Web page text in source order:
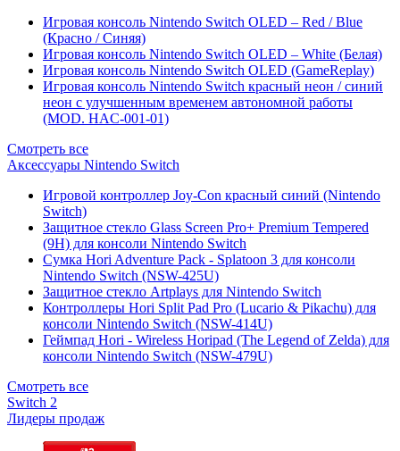
Игровая консоль Nintendo Switch OLED – Red / Blue
(Красно / Синяя)
Игровая консоль Nintendo Switch OLED – White (Белая)
Игровая консоль Nintendo Switch OLED (GameReplay)
Игровая консоль Nintendo Switch красный неон / синий
неон с улучшенным временем автономной работы
(MOD. HAC-001-01)
Смотреть все
Аксессуары Nintendo Switch
Игровой контроллер Joy-Con красный синий (Nintendo
Switch)
Защитное стекло Glass Screen Pro+ Premium Tempered
(9H) для консоли Nintendo Switch
Сумка Hori Adventure Pack - Splatoon 3 для консоли
Nintendo Switch (NSW-425U)
Защитное стекло Artplays для Nintendo Switch
Контроллеры Hori Split Pad Pro (Lucario & Pikachu) для
консоли Nintendo Switch (NSW-414U)
Геймпад Hori - Wireless Horipad (The Legend of Zelda) для
консоли Nintendo Switch (NSW-479U)
Смотреть все
Switch 2
Лидеры продаж